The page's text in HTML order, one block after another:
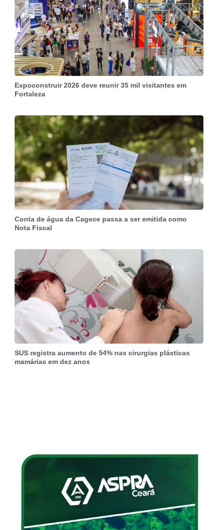
Expoconstruir 2026 deve reunir 35 mil visitantes em
Fortaleza
Conta de água da Cagece passa a ser emitida como
Nota Fiscal
SUS registra aumento de 54% nas cirurgias plásticas
mamárias em dez anos